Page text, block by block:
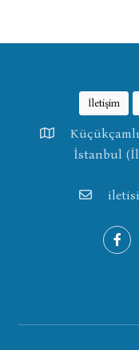
İletişim
İstanbul